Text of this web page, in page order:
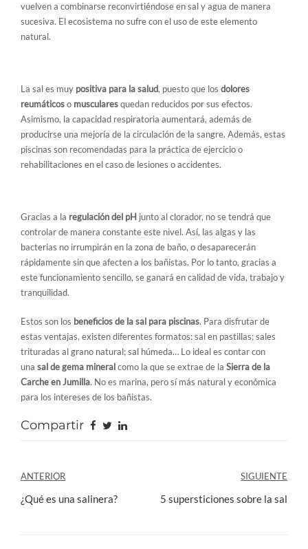
vuelven a combinarse reconvirtiéndose en sal y agua de manera
sucesiva. El ecosistema no sufre con el uso de este elemento
natural.
La sal es muy positiva para la salud, puesto que los dolores
reumáticoso muscularesquedan reducidos por sus efectos.
Asimismo, la capacidad respiratoria aumentará, además de
producirse una mejoría de la circulación de la sangre. Además, estas
piscinas son recomendadas para la práctica de ejercicio o
rehabilitaciones en el caso de lesiones o accidentes.
Gracias a la regulación del pH junto al clorador, no se tendrá que
controlar de manera constante este nivel. Así, las algas y las
bacterias no irrumpirán en la zona de baño, o desaparecerán
rápidamente sin que afecten a los bañistas. Por lo tanto, gracias a
este funcionamiento sencillo, se ganará en calidad de vida, trabajo y
tranquilidad.
Estos son los beneficios de la sal para piscinas. Para disfrutar de
estas ventajas, existen diferentes formatos: sal en pastillas; sales
trituradas al grano natural; sal húmeda… Lo ideal es contar con
una sal de gema mineralcomo la que se extrae de la Sierra de la
Carche en Jumilla. No es marina, pero sí más natural y económica
para los intereses de los bañistas.
Compartir
Navegación
de
ANTERIOR
¿Qué es una salinera?
SIGUIENTE
5 supersticiones sobre la sal